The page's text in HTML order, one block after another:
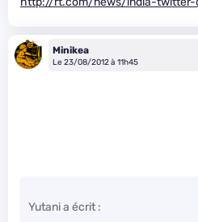
Minikea
Le 23/08/2012 à 11h45
Yutani a écrit :